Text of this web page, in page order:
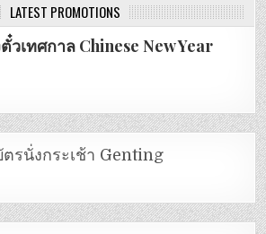
LATEST PROMOTIONS
วเทศกาล Chinese New Year
ตรนั่งกระเช้า Genting